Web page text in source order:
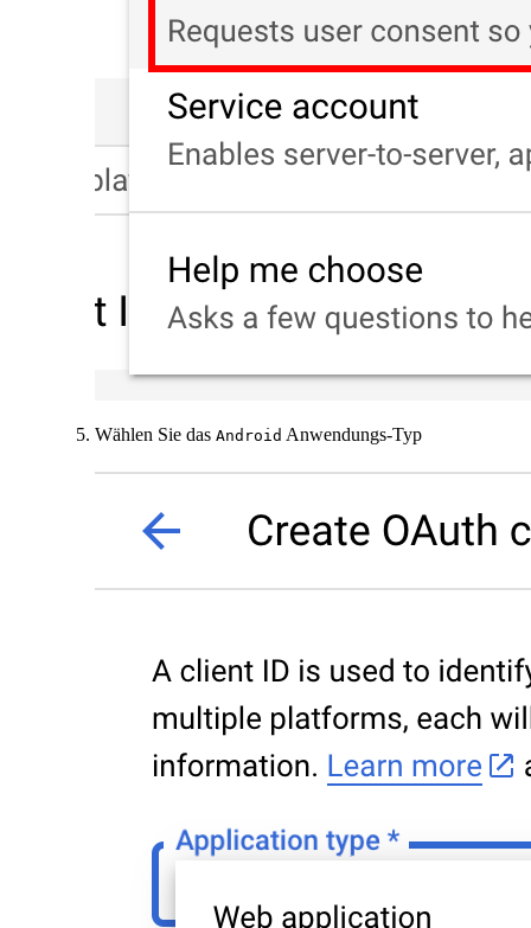
Wählen Sie das Android Anwendungs-Typ